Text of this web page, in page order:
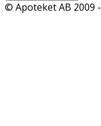
© Apoteket AB 2009 -